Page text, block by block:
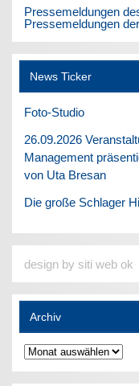
Pressemeldungen
Pressemeldungen
News Ticker
Foto-Studio
26.09.2026
Management
von Uta Bresan
Die große Schlager
design by siti web ok
Archiv
Archiv